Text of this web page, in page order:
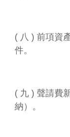
( 八 ) 前項資
件。
( 九 ) 聲請費
納）。